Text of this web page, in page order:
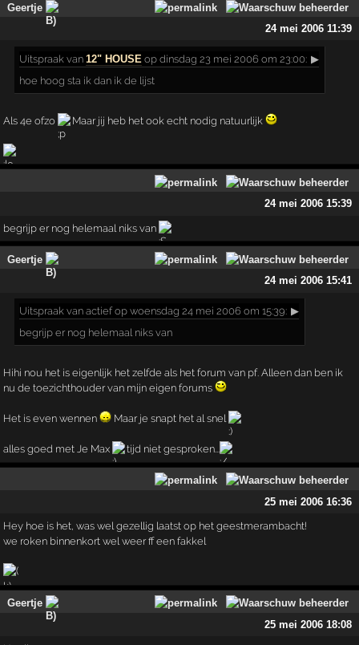
Geertje
24 mei 2006 11:39
Uitspraak van12" HOUSE op dinsdag 23 mei 2006 om 23:00: ▶
hoe hoog sta ik dan ik de lijst
Als 4e ofzo Maar jij heb het ook echt nodig natuurlijk
24 mei 2006 15:39
begrijp er nog helemaal niks van
Geertje
24 mei 2006 15:41
Uitspraak van actief op woensdag 24 mei 2006 om 15:39: ▶
begrijp er nog helemaal niks van
Hihi nou het is eigenlijk het zelfde als het forum van pf. Alleen dan ben ik
nu de toezichthouder van mijn eigen forums
Het is even wennen Maar je snapt het al snel
alles goed met Je Max tijd niet gesproken...
25 mei 2006 16:36
Hey hoe is het, was wel gezellig laatst op het geestmerambacht!
we roken binnenkort wel weer ff een fakkel
Geertje
25 mei 2006 18:08